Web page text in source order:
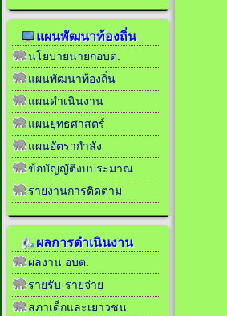
แผนพัฒนาท้องถิ่น
นโยบายนายกอบต.
แผนพัฒนาท้องถิ่น
แผนดำเนินงาน
แผนยุทธศาสตร์
แผนอัตรากำลัง
ข้อบัญญัติงบประมาณ
รายงานการติดตาม
ผลการดำเนินงาน
ผลงาน อบต.
รายรับ-รายจ่าย
สภาเด็กและเยาวชน